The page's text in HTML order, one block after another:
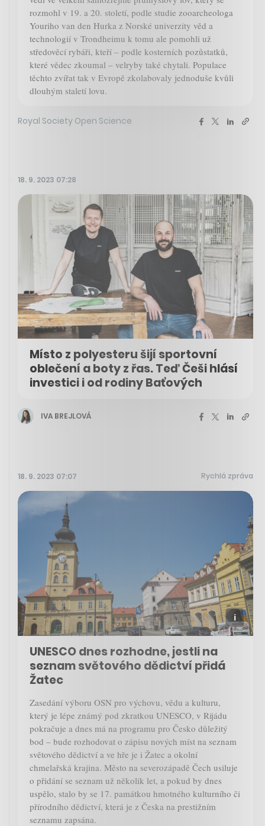
rozmohl v 19. a 20. století, podle studie zooarcheologa
Youriho van den Hurka z Norské univerzity věd a
technologií v Trondheimu k tomu ale pomohli už
středověcí rybáři, kteří – podle kosterních pozůstatků,
které vědec zkoumal – velryby také chytali. Populace
těchto zvířat tak v Evropě zkolabovaly jednoduše kvůli
dlouhým staletí lovu.
Royal Society Open Science
18. 9. 2023 07:28
Místo z polyesteru šijí sportovní
oblečení a boty z řas. Teď Češi hlásí
investici i od rodiny Baťových
IVA BREJLOVÁ
18. 9. 2023 07:07 Rychlá zpráva
UNESCO dnes rozhodne, jestli na
seznam světového dědictví přidá
Žatec
Zasedání výboru OSN pro výchovu, vědu a kulturu,
který je lépe známý pod zkratkou UNESCO, v Rijádu
pokračuje a dnes má na programu pro Česko důležitý
bod – bude rozhodovat o zápisu nových míst na seznam
světového dědictví a ve hře je i Žatec a okolní
chmelařská krajina. Město na severozápadě Čech usiluje
o přidání se seznam už několik let, a pokud by dnes
uspělo, stalo by se 17. památkou hmotného kulturního či
přírodního dědictví, která je z Česka na prestižním
seznamu zapsána.